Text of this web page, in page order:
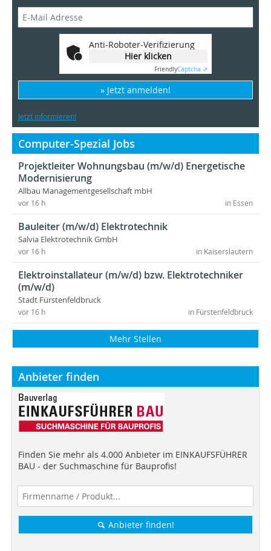
Anti-Roboter-Verifizierung
Hier klicken
FriendlyCaptcha ⇗
» Jetzt anmelden!
Jetzt informieren!
Computer-Spezial Jobs
Projektleiter Wohnungsbau (m/w/d) Energetische
Modernisierung
Allbau Managementgesellschaft mbH
in Essen
vor 16 h
Bauleiter (m/w/d) Elektrotechnik
Salvia Elektrotechnik GmbH
in Kaiserslautern
vor 16 h
Elektroinstallateur (m/w/d) bzw. Elektrotechniker
(m/w/d)
Stadt Fürstenfeldbruck
in Fürstenfeldbruck
vor 16 h
Mehr Stellen
Anbieter finden
Finden Sie mehr als 4.000 Anbieter im EINKAUFSFÜHRER
BAU - der Suchmaschine für Bauprofis!
Anbieter finden!